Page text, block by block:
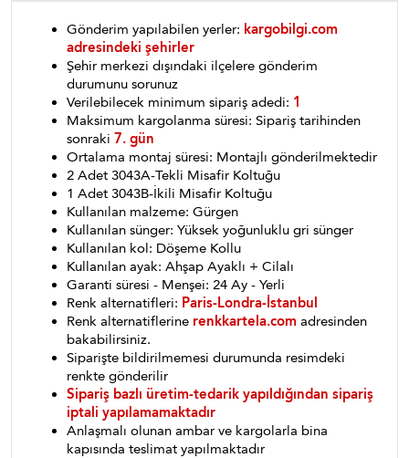
Gönderim yapılabilen yerler: kargobilgi.com
adresindeki şehirler
Şehir merkezi dışındaki ilçelere gönderim
durumunu sorunuz
Verilebilecek minimum sipariş adedi: 1
Maksimum kargolanma süresi: Sipariş tarihinden
sonraki 7. gün
Ortalama montaj süresi: Montajlı gönderilmektedir
2 Adet 3043A-Tekli Misafir Koltuğu
1 Adet 3043B-İkili Misafir Koltuğu
Kullanılan malzeme: Gürgen
Kullanılan sünger: Yüksek yoğunluklu gri sünger
Kullanılan kol: Döşeme Kollu
Kullanılan ayak: Ahşap Ayaklı + Cilalı
Garanti süresi - Menşei: 24 Ay - Yerli
Renk alternatifleri: Paris-Londra-İstanbul
Renk alternatiflerine renkkartela.com adresinden
bakabilirsiniz.
Siparişte bildirilmemesi durumunda resimdeki
renkte gönderilir
Sipariş bazlı üretim-tedarik yapıldığından sipariş
iptali yapılamamaktadır
Anlaşmalı olunan ambar ve kargolarla bina
kapısında teslimat yapılmaktadır